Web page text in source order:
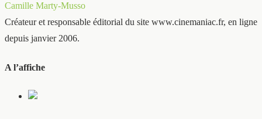
Camille Marty-Musso
Créateur et responsable éditorial du site www.cinemaniac.fr, en ligne
depuis janvier 2006.
A l’affiche